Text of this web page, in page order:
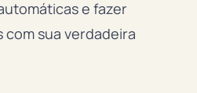
e fazer
com sua verdadeira